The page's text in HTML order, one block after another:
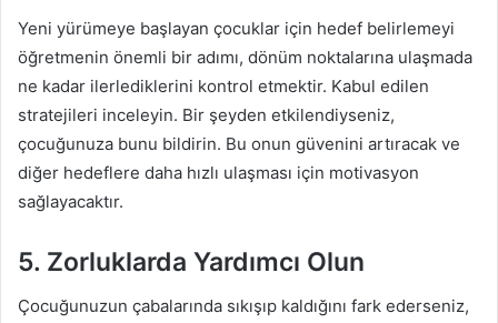
Yeni yürümeye başlayan çocuklar için hedef belirlemeyi
öğretmenin önemli bir adımı, dönüm noktalarına ulaşmada
ne kadar ilerlediklerini kontrol etmektir. Kabul edilen
stratejileri inceleyin. Bir şeyden etkilendiyseniz,
çocuğunuza bunu bildirin. Bu onun güvenini artıracak ve
diğer hedeflere daha hızlı ulaşması için motivasyon
sağlayacaktır.
5. Zorluklarda Yardımcı Olun
Çocuğunuzun çabalarında sıkışıp kaldığını fark ederseniz,